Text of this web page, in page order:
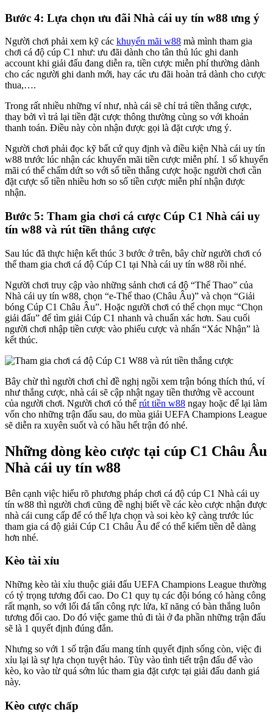
Bước 4: Lựa chọn ưu đãi Nhà cái uy tín w88 ưng ý
Người chơi phải xem kỹ các khuyến mãi w88 mà mình tham gia
chơi cá độ cúp C1 như: ưu đãi dành cho tân thủ lúc ghi danh
account khi giải đấu đang diễn ra, tiền cược miễn phí thường dành
cho các người ghi danh mới, hay các ưu đãi hoàn trả dành cho cược
thua,….
Trong rất nhiều những ví như, nhà cái sẽ chỉ trả tiền thắng cược,
thay bởi vì trả lại tiền đặt cược thông thường cùng so với khoản
thanh toán. Điều này còn nhận được gọi là đặt cược ưng ý.
Người chơi phải đọc kỹ bất cứ quy định và điều kiện Nhà cái uy tín
w88 trước lúc nhận các khuyến mãi tiền cược miễn phí. 1 số khuyến
mãi có thể chấm dứt so với số tiền thắng cược hoặc người chơi cần
đặt cược số tiền nhiều hơn so số tiền cược miễn phí nhận được
nhận.
Bước 5: Tham gia chơi cá cược Cúp C1 Nhà cái uy
tín w88 và rút tiền thắng cược
Sau lúc đã thực hiện kết thúc 3 bước ở trên, bây chừ người chơi có
thể tham gia chơi cá độ Cúp C1 tại Nhà cái uy tín w88 rồi nhé.
Người chơi truy cập vào những sảnh chơi cá độ “Thể Thao” của
Nhà cái uy tín w88, chọn “e-Thể thao (Châu Âu)” và chọn “Giải
bóng Cúp C1 Châu Âu”. Hoặc người chơi có thể chọn mục “Chọn
giải đấu” để tìm giải Cúp C1 nhanh và chuẩn xác hơn. Sau cuối
người chơi nhập tiền cược vào phiếu cược và nhấn “Xác Nhận” là
kết thúc.
Bây chừ thì người chơi chỉ đề nghị ngồi xem trận bóng thích thú, ví
như thắng cược, nhà cái sẽ cập nhật ngay tiền thưởng về account
của người chơi. Người chơi có thể rút tiền w88 ngay hoặc để lại làm
vốn cho những trận đấu sau, do mùa giải UEFA Champions League
sẽ diễn ra xuyên suốt và có hầu hết trận đó nhé.
Những dòng kèo cược tại cúp C1 Châu Âu
Nhà cái uy tín w88
Bên cạnh việc hiểu rõ phương pháp chơi cá độ cúp C1 Nhà cái uy
tín w88 thì người chơi cũng đề nghị biết về các kèo cược nhận được
nhà cái cung cấp để có thể lựa chọn và soi kèo kỹ càng trước lúc
tham gia cá độ giải Cúp C1 Châu Âu để có thể kiếm tiền dễ dàng
hơn nhé.
Kèo tài xỉu
Những kèo tài xỉu thuộc giải đấu UEFA Champions League thường
có tỷ trọng tương đối cao. Do C1 quy tụ các đội bóng có hàng công
rất mạnh, so với lối đá tấn công rực lửa, kĩ năng có bàn thắng luôn
tương đối cao. Do đó việc game thủ đi tài ở đa phần những trận đấu
sẽ là 1 quyết định đúng đắn.
Nhưng so với 1 số trận đấu mang tính quyết định sống còn, việc đi
xỉu lại là sự lựa chọn tuyệt hảo. Tùy vào tình tiết trận đấu để vào
kèo, ko vào từ quá sớm lúc tham gia đặt cược tại giải đấu danh giá
này.
Kèo cược chấp